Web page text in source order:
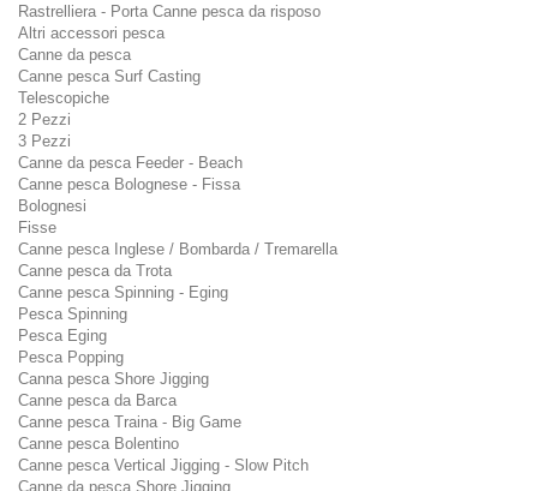
Rastrelliera - Porta Canne pesca da risposo
Altri accessori pesca
Canne da pesca
Canne pesca Surf Casting
Telescopiche
2 Pezzi
3 Pezzi
Canne da pesca Feeder - Beach
Canne pesca Bolognese - Fissa
Bolognesi
Fisse
Canne pesca Inglese / Bombarda / Tremarella
Canne pesca da Trota
Canne pesca Spinning - Eging
Pesca Spinning
Pesca Eging
Pesca Popping
Canna pesca Shore Jigging
Canne pesca da Barca
Canne pesca Traina - Big Game
Canne pesca Bolentino
Canne pesca Vertical Jigging - Slow Pitch
Canne da pesca Shore Jigging